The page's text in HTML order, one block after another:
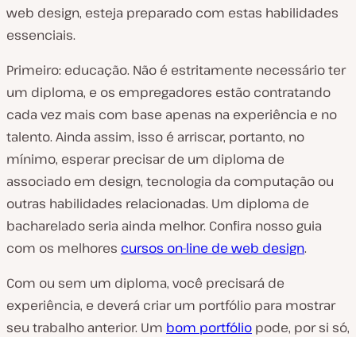
web design, esteja preparado com estas habilidades
essenciais.
Primeiro: educação. Não é estritamente necessário ter
um diploma, e os empregadores estão contratando
cada vez mais com base apenas na experiência e no
talento. Ainda assim, isso é arriscar, portanto, no
mínimo, esperar precisar de um diploma de
associado em design, tecnologia da computação ou
outras habilidades relacionadas. Um diploma de
bacharelado seria ainda melhor. Confira nosso guia
com os melhores cursos on-line de web design.
Com ou sem um diploma, você precisará de
experiência, e deverá criar um portfólio para mostrar
seu trabalho anterior. Um bom portfólio pode, por si só,